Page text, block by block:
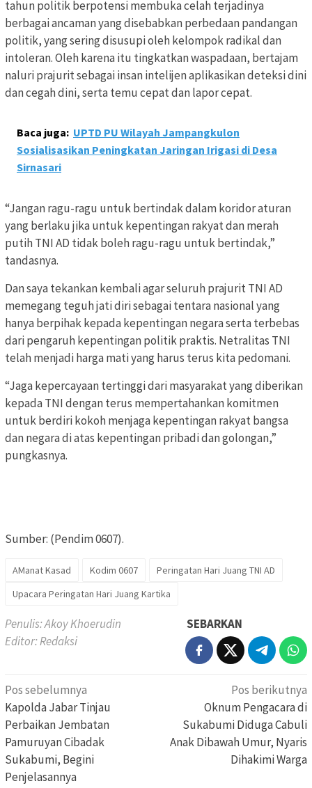
tahun politik berpotensi membuka celah terjadinya
berbagai ancaman yang disebabkan perbedaan pandangan
politik, yang sering disusupi oleh kelompok radikal dan
intoleran. Oleh karena itu tingkatkan waspadaan, bertajam
naluri prajurit sebagai insan intelijen aplikasikan deteksi dini
dan cegah dini, serta temu cepat dan lapor cepat.
Baca juga: UPTD PU Wilayah Jampangkulon
Sosialisasikan Peningkatan Jaringan Irigasi di Desa
Sirnasari
“Jangan ragu-ragu untuk bertindak dalam koridor aturan
yang berlaku jika untuk kepentingan rakyat dan merah
putih TNI AD tidak boleh ragu-ragu untuk bertindak,”
tandasnya.
Dan saya tekankan kembali agar seluruh prajurit TNI AD
memegang teguh jati diri sebagai tentara nasional yang
hanya berpihak kepada kepentingan negara serta terbebas
dari pengaruh kepentingan politik praktis. Netralitas TNI
telah menjadi harga mati yang harus terus kita pedomani.
“Jaga kepercayaan tertinggi dari masyarakat yang diberikan
kepada TNI dengan terus mempertahankan komitmen
untuk berdiri kokoh menjaga kepentingan rakyat bangsa
dan negara di atas kepentingan pribadi dan golongan,”
pungkasnya.
Sumber: (Pendim 0607).
AManat Kasad Kodim 0607
Peringatan Hari Juang TNI AD
Upacara Peringatan Hari Juang Kartika
Penulis: Akoy Khoerudin
Editor: Redaksi
SEBARKAN
Navigasi
pos
Pos sebelumnya
Kapolda Jabar Tinjau
Perbaikan Jembatan
Pamuruyan Cibadak
Sukabumi, Begini
Penjelasannya
Pos berikutnya
Oknum Pengacara di
Sukabumi Diduga Cabuli
Anak Dibawah Umur, Nyaris
Dihakimi Warga